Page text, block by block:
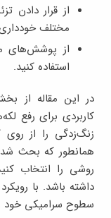
از قرار دادن
مختلف
از پوشش‌های
استفاده کنید.
در این مقاله از
کاربردی برای رفع
زنگ‌زدگی را از روی
همانطور که بحث
روشی را انتخاب
داشته باشد. با
سطوح سرامیکی خود